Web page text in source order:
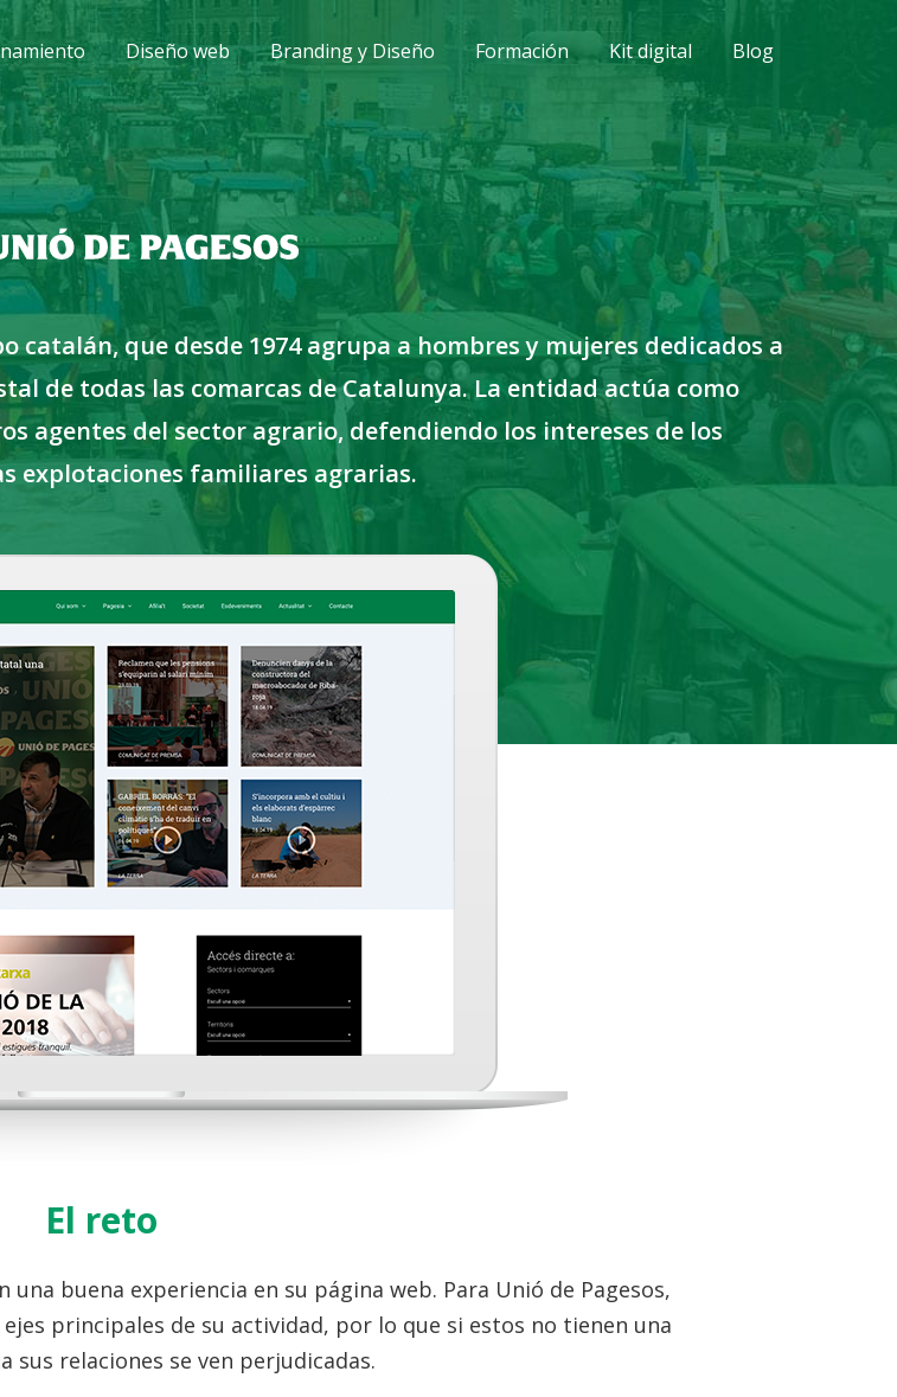
Diseño web Branding y Diseño Formación Kit digital Blog
catalán, que desde 1974 agrupa a hombres y mujeres dedicados a
de todas las comarcas de Catalunya. La entidad actúa como
agentes del sector agrario, defendiendo los intereses de los
explotaciones familiares agrarias.
El reto
buena experiencia en su página web. Para Unió de Pagesos,
principales de su actividad, por lo que si estos no tienen una
sus relaciones se ven perjudicadas.